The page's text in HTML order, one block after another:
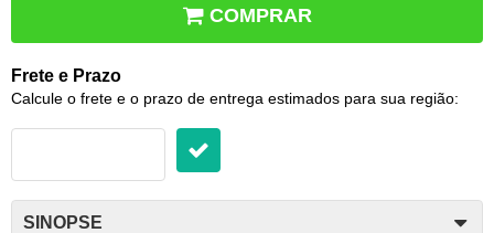
COMPRAR
Frete e Prazo
Calcule o frete e o prazo de entrega estimados para sua região:
SINOPSE